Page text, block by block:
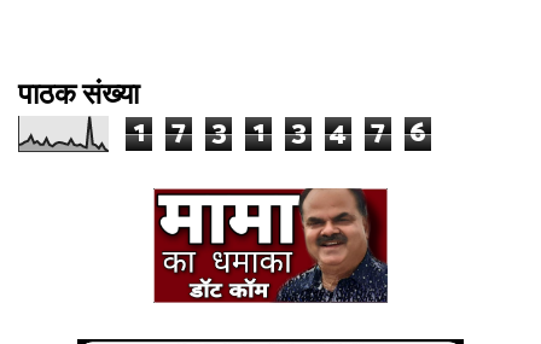
पाठक संख्या
1 7 3 1 3 4 7 6